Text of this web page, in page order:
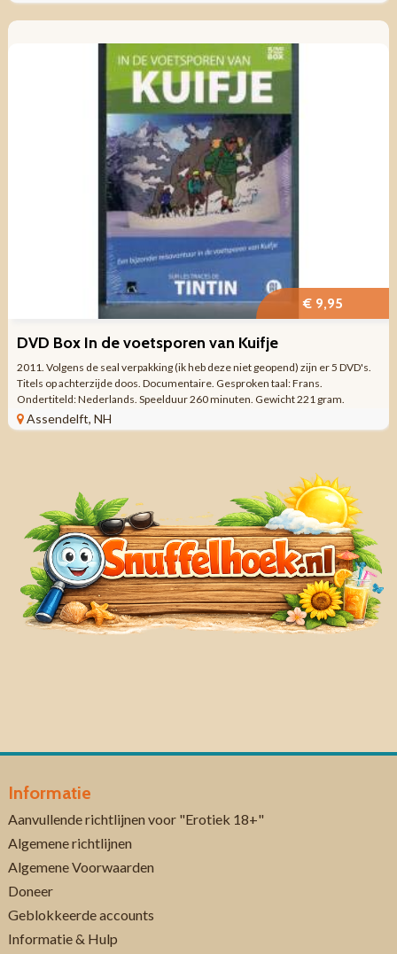
€ 9,95
DVD Box In de voetsporen van Kuifje
2011. Volgens de seal verpakking (ik heb deze niet geopend) zijn er 5 DVD's.
Titels op achterzijde doos. Documentaire. Gesproken taal: Frans.
Ondertiteld: Nederlands. Speelduur 260 minuten. Gewicht 221 gram.
Verzendkosten vanaf € ...
Assendelft, NH
Informatie
Aanvullende richtlijnen voor "Erotiek 18+"
Algemene richtlijnen
Algemene Voorwaarden
Doneer
Geblokkeerde accounts
Informatie & Hulp